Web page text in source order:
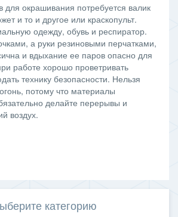
окрашивания потребуется валик
и то и другое или краскопульт.
одежду, обувь и респиратор.
а руки резиновыми перчатками,
и вдыхание ее паров опасно для
работе хорошо проветривать
технику безопасности. Нельзя
потому что материалы
делайте перерывы и
воздух.
категорию